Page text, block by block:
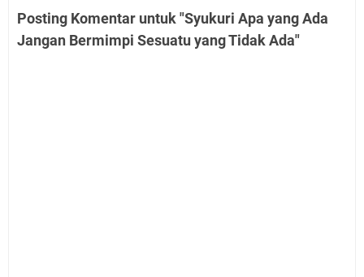
Posting Komentar untuk "Syukuri Apa yang Ada
Jangan Bermimpi Sesuatu yang Tidak Ada"